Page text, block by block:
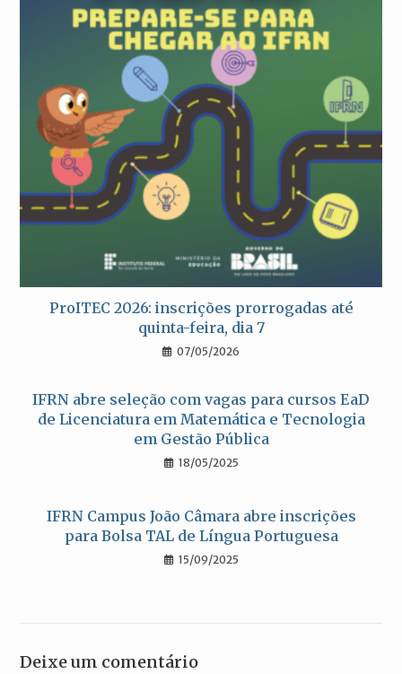
ProITEC 2026: inscrições prorrogadas até
quinta-feira, dia 7
07/05/2026
IFRN abre seleção com vagas para cursos EaD
de Licenciatura em Matemática e Tecnologia
em Gestão Pública
18/05/2025
IFRN Campus João Câmara abre inscrições
para Bolsa TAL de Língua Portuguesa
15/09/2025
Deixe um comentário